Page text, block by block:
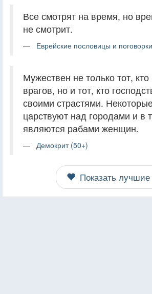
Все смотрят на время, но
не смотрит.
Еврейские пословицы и
Мужествен не только тот,
врагов, но и тот, кто
своими страстями.
царствуют над городами и в
являются рабами женщин.
Демокрит (50+)
Показать лучшие